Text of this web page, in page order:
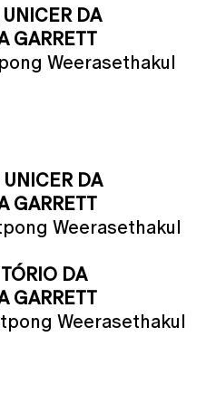
DA
GARRETT
Weerasethakul
DA
GARRETT
Weerasethakul
DA
GARRETT
Weerasethakul